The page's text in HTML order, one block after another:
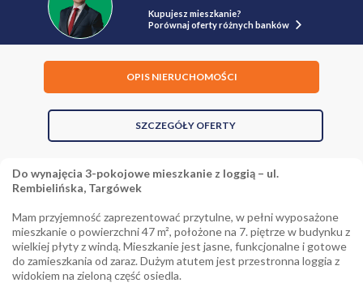
Kupujesz mieszkanie?
Porównaj oferty różnych banków
OPIS NIERUCHOMOŚCI
SZCZEGÓŁY OFERTY
Do wynajęcia 3-pokojowe mieszkanie z loggią – ul.
Rembielińska, Targówek
Mam przyjemność zaprezentować przytulne, w pełni wyposażone
mieszkanie o powierzchni 47 m², położone na 7. piętrze w budynku z
wielkiej płyty z windą. Mieszkanie jest jasne, funkcjonalne i gotowe
do zamieszkania od zaraz. Dużym atutem jest przestronna loggia z
widokiem na zieloną część osiedla.